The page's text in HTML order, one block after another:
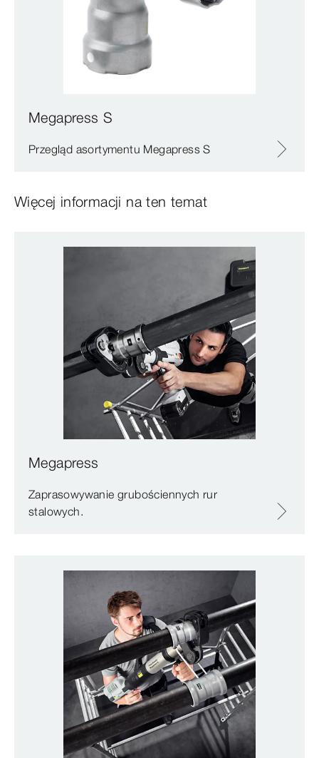
Megapress S
Przegląd asortymentu Megapress S
Więcej informacji na ten temat
Megapress
Zaprasowywanie grubościennych rur
stalowych.